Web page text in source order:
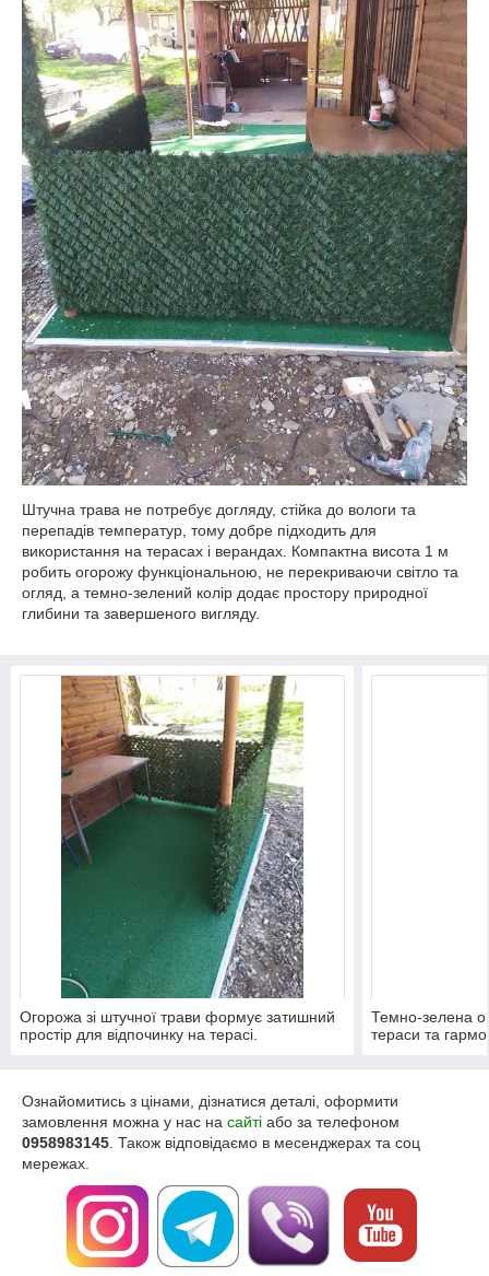
Штучна трава не потребує догляду, стійка до вологи та
перепадів температур, тому добре підходить для
використання на терасах і верандах. Компактна висота 1 м
робить огорожу функціональною, не перекриваючи світло та
огляд, а темно-зелений колір додає простору природної
глибини та завершеного вигляду.
Огорожа зі штучної трави формує затишний
простір для відпочинку на терасі.
Темно-зелена
тераси та
Ознайомитись з цінами, дізнатися деталі, оформити
замовлення можна у нас на сайті або за телефоном
0958983145 . Також відповідаємо в месенджерах та соц
мережах.